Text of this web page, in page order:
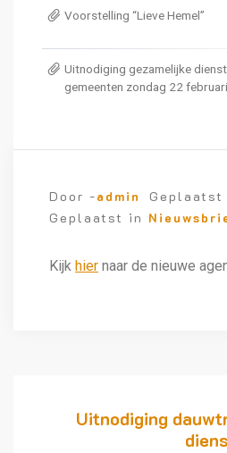
Door -admin Geplaatst
Geplaatst in
Kijk hier naar de nieuwe
Uitnodiging
Voorstelling “Lieve Hemel”
Uitnodiging gezamelijke
gemeenten zondag 22